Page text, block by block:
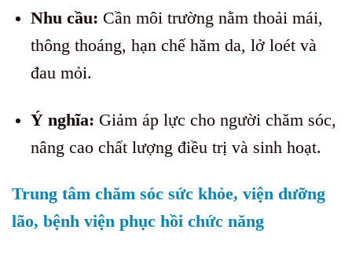
Nhu cầu: Cần môi trường nằm thoải mái,
thông thoáng, hạn chế hăm da, lở loét và
đau mỏi.
Ý nghĩa: Giảm áp lực cho người chăm sóc,
nâng cao chất lượng điều trị và sinh hoạt.
Trung tâm chăm sóc sức khỏe, viện dưỡng
lão, bệnh viện phục hồi chức năng